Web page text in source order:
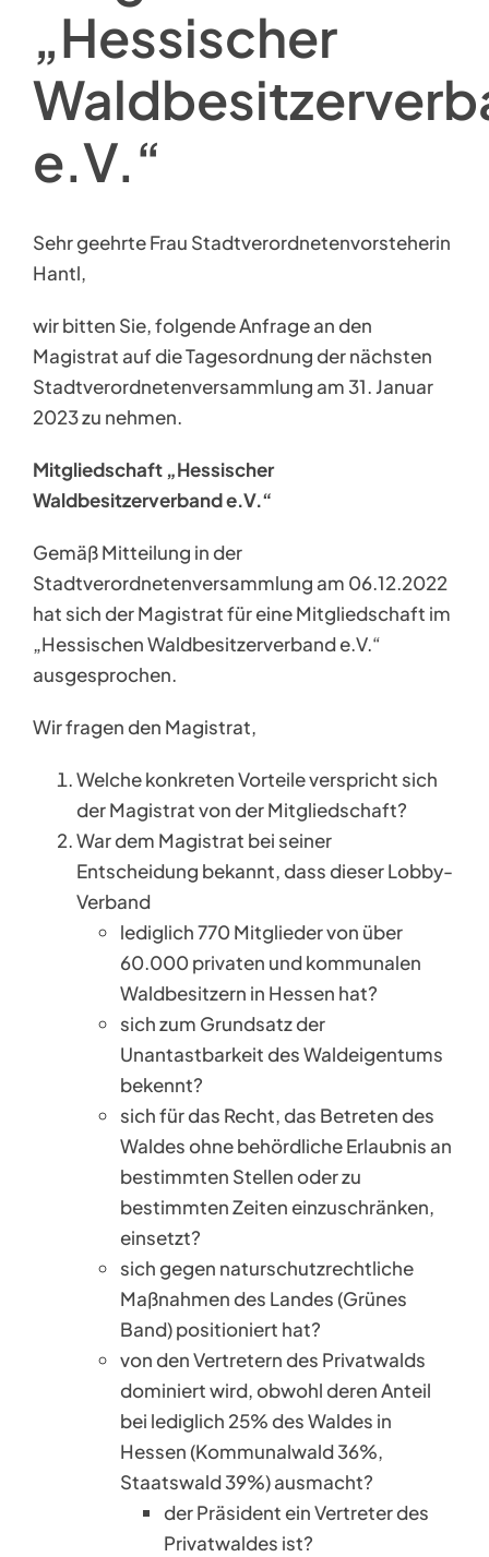
„Hessischer
e.V.“
Sehr geehrte Frau Stadtverordnetenvorsteherin
Hantl,
wir bitten Sie, folgende Anfrage an den
Magistrat auf die Tagesordnung der nächsten
Stadtverordnetenversammlung am 31. Januar
2023 zu nehmen.
Mitgliedschaft „Hessischer
Waldbesitzerverband e.V.“
Gemäß Mitteilung in der
Stadtverordnetenversammlung am 06.12.2022
hat sich der Magistrat für eine Mitgliedschaft im
„Hessischen Waldbesitzerverband e.V.“
ausgesprochen.
Wir fragen den Magistrat,
Welche konkreten Vorteile verspricht sich
der Magistrat von der Mitgliedschaft?
War dem Magistrat bei seiner
Entscheidung bekannt, dass dieser Lobby-
Verband
lediglich 770 Mitglieder von über
60.000 privaten und kommunalen
Waldbesitzern in Hessen hat?
sich zum Grundsatz der
Unantastbarkeit des Waldeigentums
bekennt?
sich für das Recht, das Betreten des
Waldes ohne behördliche Erlaubnis an
bestimmten Stellen oder zu
bestimmten Zeiten einzuschränken,
einsetzt?
sich gegen naturschutzrechtliche
Maßnahmen des Landes (Grünes
Band) positioniert hat?
von den Vertretern des Privatwalds
dominiert wird, obwohl deren Anteil
bei lediglich 25% des Waldes in
Hessen (Kommunalwald 36%,
Staatswald 39%) ausmacht?
der Präsident ein Vertreter des
Privatwaldes ist?